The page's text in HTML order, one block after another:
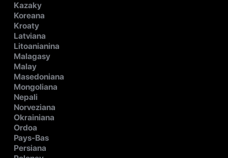
Kazaky
Koreana
Kroaty
Latviana
Litoanianina
Malagasy
Malay
Masedoniana
Mongoliana
Nepali
Norveziana
Okrainiana
Ordoa
Pays-Bas
Persiana